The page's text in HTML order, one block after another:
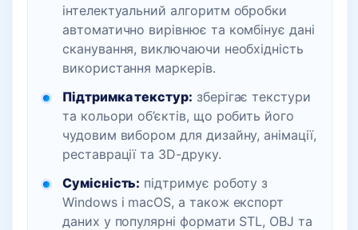
інтелектуальний алгоритм обробки
автоматично вирівнює та комбінує дані
сканування, виключаючи необхідність
використання маркерів.
Підтримка текстур: зберігає текстури
та кольори об’єктів, що робить його
чудовим вибором для дизайну, анімації,
реставрації та 3D-друку.
Сумісність: підтримує роботу з
Windows і macOS, а також експорт
даних у популярні формати STL, OBJ та